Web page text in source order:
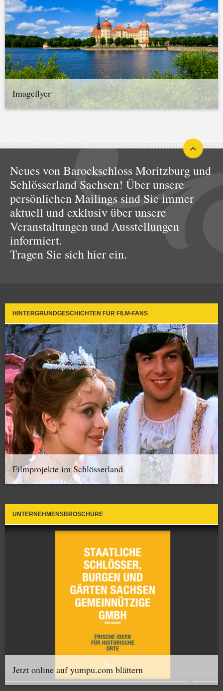
Imageflyer
Neues von Barockschloss Moritzburg und
Schlösserland Sachsen! Über unsere
persönlichen Mailings sind Sie immer
aktuell und exklusiv über unsere
Veranstaltungen und Ausstellungen
informiert.
Tragen Sie sich hier ein.
HINTERGRUNDGESCHICHTEN FÜR FILM-FANS
Filmprojekte im Schlösserland
UNTERNEHMENSBROSCHÜRE
Jetzt online auf yumpu.com blättern